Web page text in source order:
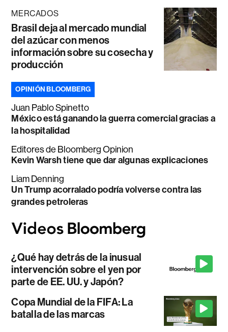
MERCADOS
Brasil deja al mercado mundial
del azúcar con menos
información sobre su cosecha y
producción
OPINIÓN BLOOMBERG
Juan Pablo Spinetto
México está ganando la guerra comercial gracias a
la hospitalidad
Editores de Bloomberg Opinion
Kevin Warsh tiene que dar algunas explicaciones
Liam Denning
Un Trump acorralado podría volverse contra las
grandes petroleras
¿Qué hay detrás de la inusual
intervención sobre el yen por
parte de EE. UU. y Japón?
Copa Mundial de la FIFA: La
batalla de las marcas